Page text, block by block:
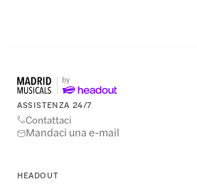
ASSISTENZA 24/7
Contattaci
Mandaci una e-mail
HEADOUT